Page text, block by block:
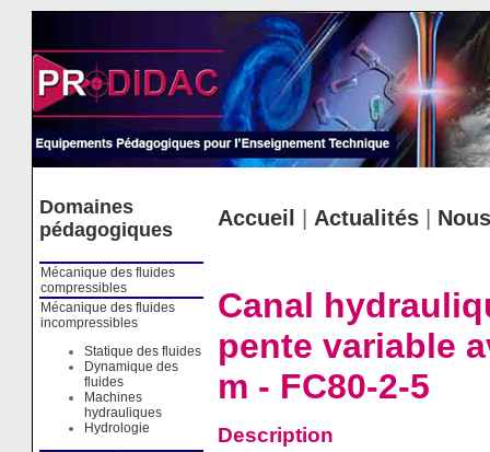
Domaines
pédagogiques
Mécanique des fluides
compressibles
Mécanique des fluides
incompressibles
Statique des fluides
Dynamique des
fluides
Machines
hydrauliques
Hydrologie
Accueil Actualités|
Canal
pente variable
m - FC80-2-5
Description
Cookies management panel